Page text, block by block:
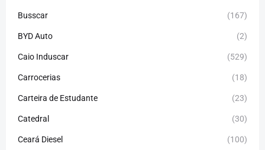
Busscar (167)
BYD Auto (2)
Caio Induscar (529)
Carrocerias (18)
Carteira de Estudante (23)
Catedral (30)
Ceará Diesel (100)